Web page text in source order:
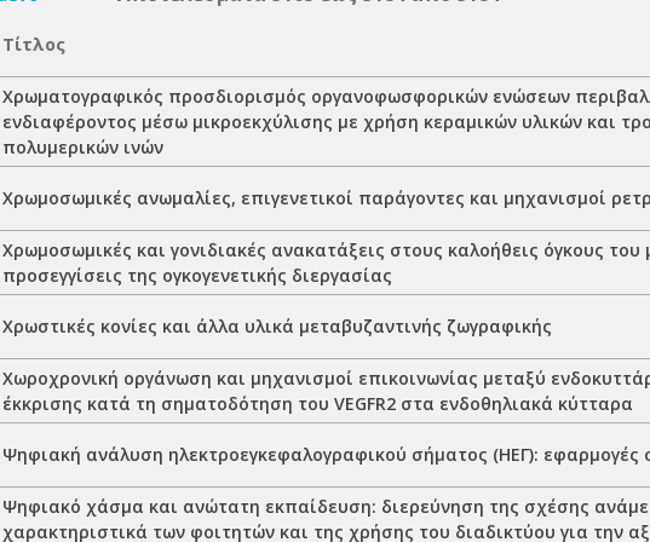
Τίτλος
Χρωματογραφικός προσδιορισμός οργανοφωσφορικών ενώσεων
ενδιαφέροντος μέσω μικροεκχύλισης με χρήση κεραμικών υλικών και
πολυμερικών ινών
Χρωμοσωμικές ανωμαλίες, επιγενετικοί παράγοντες και μηχανισμοί
Χρωμοσωμικές και γονιδιακές ανακατάξεις στους καλοήθεις όγκους του
προσεγγίσεις της ογκογενετικής διεργασίας
Χρωστικές κονίες και άλλα υλικά μεταβυζαντινής ζωγραφικής
Χωροχρονική οργάνωση και μηχανισμοί επικοινωνίας μεταξύ
έκκρισης κατά τη σηματοδότηση του VEGFR2 στα ενδοθηλιακά κύτταρα
Ψηφιακή ανάλυση ηλεκτροεγκεφαλογραφικού σήματος (ΗΕΓ): εφαρμογές
Ψηφιακό χάσμα και ανώτατη εκπαίδευση: διερεύνηση της σχέσης
χαρακτηριστικά των φοιτητών και της χρήσης του διαδικτύου για την